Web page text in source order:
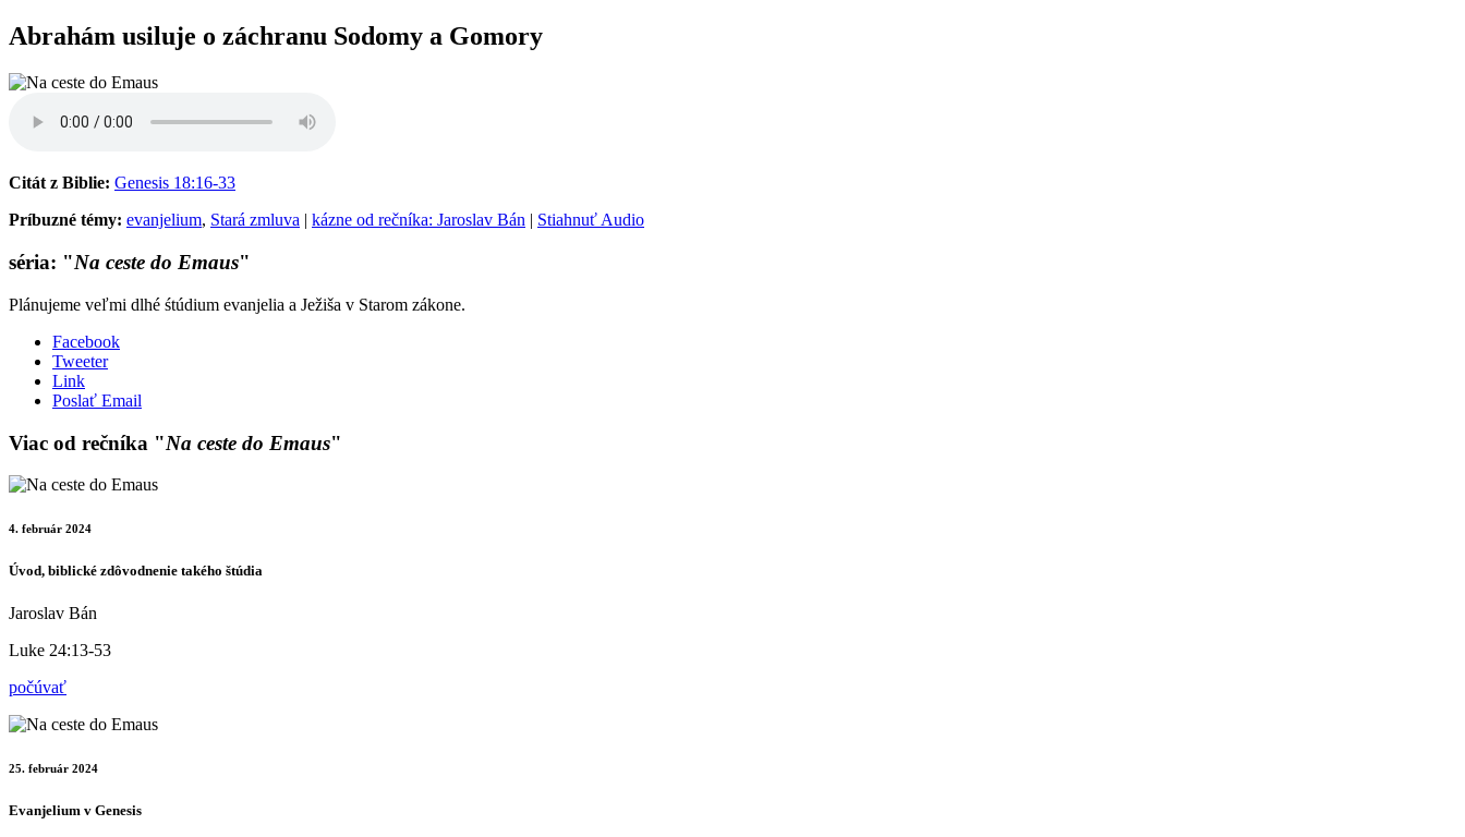
Abrahám usiluje o záchranu Sodomy a Gomory
Citát z Biblie: Genesis 18:16-33
Príbuzné témy: evanjelium, Stará zmluva | kázne od rečníka: Jaroslav Bán | Stiahnuť Audio
séria: "Na ceste do Emaus"
Plánujeme veľmi dlhé śtúdium evanjelia a Ježiša v Starom zákone.
Facebook
Tweeter
Link
Poslať Email
Viac od rečníka "Na ceste do Emaus"
4. február 2024
Úvod, biblické zdôvodnenie takého štúdia
Jaroslav Bán
Luke 24:13-53
počúvať
25. február 2024
Evanjelium v Genesis